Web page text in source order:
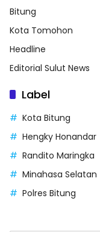
Bitung
Kota Tomohon
Headline
Editorial Sulut News
Label
Kota Bitung
Hengky Honandar
Randito Maringka
Minahasa Selatan
Polres Bitung